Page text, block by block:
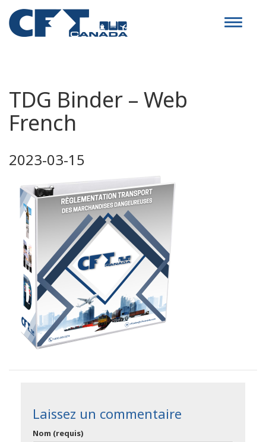
Toggle
TDG Binder – Web
French
2023-03-15
Laissez un commentaire
Nom (requis)